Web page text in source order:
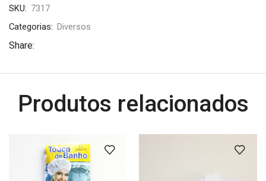
SKU: 7317
Categorias: Diversos
Share:
Produtos relacionados